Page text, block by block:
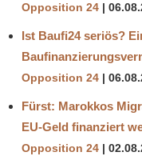
Opposition 24
Ist Baufi24 seriös?
Opposition 24
Fürst: Marokkos
EU-Geld finanziert
Opposition 24